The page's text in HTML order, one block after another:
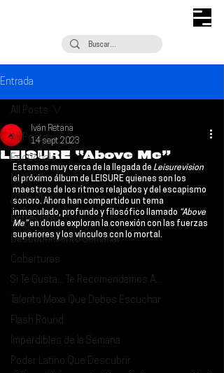
Entrada
All Posts
Escúchalo
Noticias
¿Qué Plan?
Entrevistas
Descubrimiento Semanal
Coberturas
Si Te Gusta... Te Recomendamos A...
Talento Mexa Que Debes Escuchar
Flash Round
Imperdibles de la Semana
Poder Latino Que Descubrir
All Posts
LEISURE “Above Me”
Iván Retana
14 sept 2023
Estamos muy cerca de la llegada de Leisurevision
el próximo álbum de LEISURE quienes son los
maestros de los ritmos relajados y del escapismo
sonoro. Ahora han compartido un tema
inmaculado, profundo y filosófico llamado “Above
Me” en donde exploran la conexión con las fuerzas
superiores y los vínculos con lo mortal.